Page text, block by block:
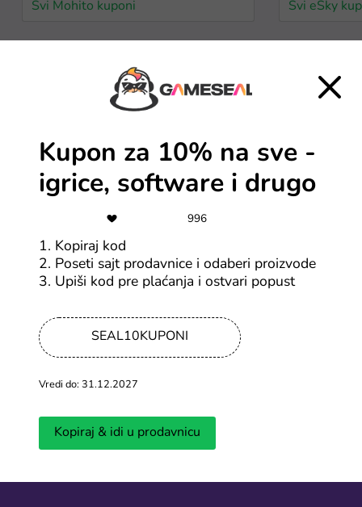
Svi Mohito kuponi Svi eSky
9$
Kod za 9$ popusta za
kupovinu iznad 65$
2$
AliExpress kupon za 2$
Svi AliExpress BiH kuponi
Vidi više
Kupon za 10% na sve -
igrice, software i drugo
996
1. Kopiraj kod
2. Poseti sajt prodavnice i odaberi proizvode
3. Upiši kod pre plaćanja i ostvari popust
SEAL10KUPONI
Vredi do: 31.12.2027
Kopiraj & idi u prodavnicu